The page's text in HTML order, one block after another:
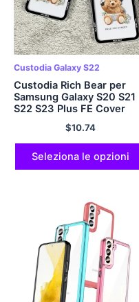
Custodia Galaxy S22
Custodia Rich Bear per
Samsung Galaxy S20 S21
S22 S23 Plus FE Cover
ultra morbida
$10.74
Seleziona le opzioni